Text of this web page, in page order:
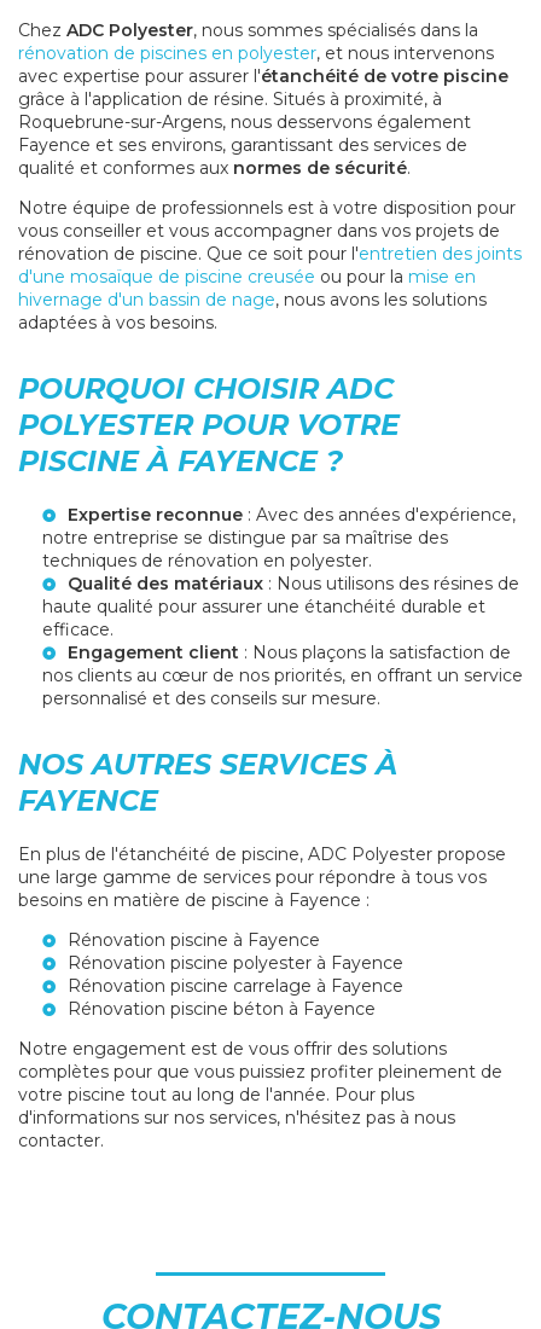
Chez ADC Polyester, nous sommes spécialisés dans la
rénovation de piscines en polyester, et nous intervenons
avec expertise pour assurer l'étanchéité de votre piscine
grâce à l'application de résine. Situés à proximité, à
Roquebrune-sur-Argens, nous desservons également
Fayence et ses environs, garantissant des services de
qualité et conformes aux normes de sécurité.
Notre équipe de professionnels est à votre disposition pour
vous conseiller et vous accompagner dans vos projets de
rénovation de piscine. Que ce soit pour l'entretien des joints
d'une mosaïque de piscine creusée ou pour la mise en
hivernage d'un bassin de nage, nous avons les solutions
adaptées à vos besoins.
POURQUOI CHOISIR ADC
POLYESTER POUR VOTRE
PISCINE À FAYENCE ?
Expertise reconnue : Avec des années d'expérience,
notre entreprise se distingue par sa maîtrise des
techniques de rénovation en polyester.
Qualité des matériaux : Nous utilisons des résines de
haute qualité pour assurer une étanchéité durable et
efficace.
Engagement client : Nous plaçons la satisfaction de
nos clients au cœur de nos priorités, en offrant un service
personnalisé et des conseils sur mesure.
NOS AUTRES SERVICES À
FAYENCE
En plus de l'étanchéité de piscine, ADC Polyester propose
une large gamme de services pour répondre à tous vos
besoins en matière de piscine à Fayence :
Rénovation piscine à Fayence
Rénovation piscine polyester à Fayence
Rénovation piscine carrelage à Fayence
Rénovation piscine béton à Fayence
Notre engagement est de vous offrir des solutions
complètes pour que vous puissiez profiter pleinement de
votre piscine tout au long de l'année. Pour plus
d'informations sur nos services, n'hésitez pas à nous
contacter.
CONTACTEZ-NOUS